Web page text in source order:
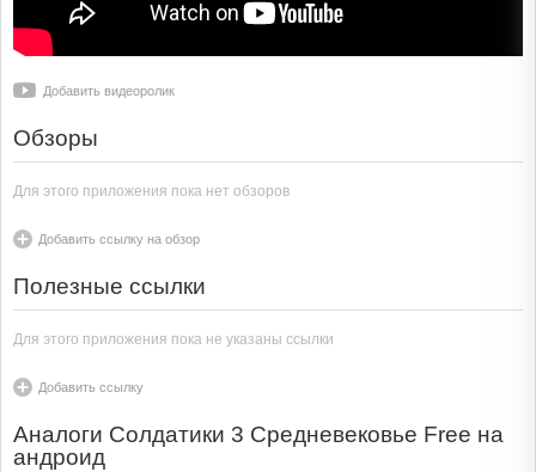
Добавить видеоролик
Обзоры
Для этого приложения пока нет обзоров
Добавить ссылку на обзор
Полезные ссылки
Для этого приложения пока не указаны ссылки
Добавить ссылку
Аналоги Солдатики 3 Средневековье Free на
андроид